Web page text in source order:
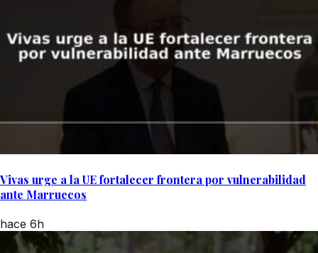
Vivas urge a la UE fortalecer frontera por vulnerabilidad
ante Marruecos
hace 6h